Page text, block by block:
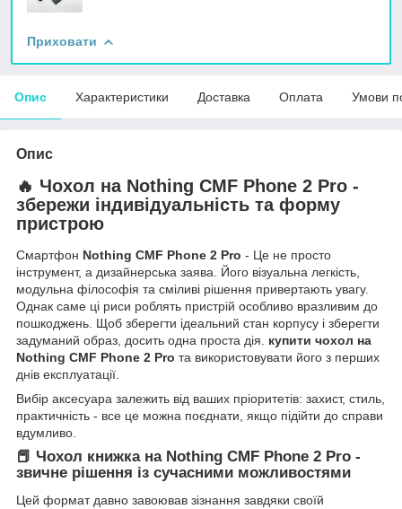
Приховати
Опис Характеристики Доставка Оплата Умови
Опис
🔥 Чохол на Nothing CMF Phone 2 Pro -
збережи індивідуальність та форму
пристрою
Смартфон Nothing CMF Phone 2 Pro - Це не просто
інструмент, а дизайнерська заява. Його візуальна легкість,
модульна філософія та сміливі рішення привертають увагу.
Однак саме ці риси роблять пристрій особливо вразливим до
пошкоджень. Щоб зберегти ідеальний стан корпусу і зберегти
задуманий образ, досить одна проста дія. купити чохол на
Nothing CMF Phone 2 Pro та використовувати його з перших
днів експлуатації.
Вибір аксесуара залежить від ваших пріоритетів: захист, стиль,
практичність - все це можна поєднати, якщо підійти до справи
вдумливо.
📕 Чохол книжка на Nothing CMF Phone 2 Pro -
звичне рішення із сучасними можливостями
Цей формат давно завоював зізнання завдяки своїй